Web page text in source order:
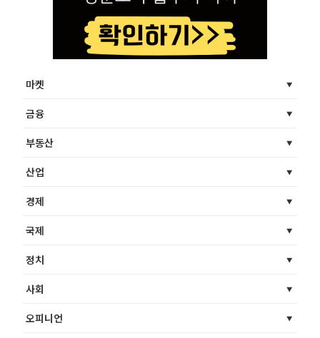
마켓
금융
부동산
산업
경제
국제
정치
사회
오피니언